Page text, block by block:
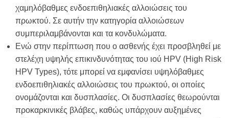
χαμηλόβαθμες ενδοεπιθηλιακές αλλοιώσεις του
πρωκτού. Σε αυτήν την κατηγορία αλλοιώσεων
συμπεριλαμβάνονται και τα κονδυλώματα.
Ενώ στην περίπτωση που ο ασθενής έχει προσβληθεί με
στελέχη υψηλής επικινδυνότητας του ιού HPV (High Risk
HPV Types), τότε μπορεί να εμφανίσει υψηλόβαθμες
ενδοεπιθηλιακές αλλοιώσεις του πρωκτού, οι οποίες
ονομάζονται και δυσπλασίες. Οι δυσπλασίες θεωρούνται
προκαρκινικές βλάβες, καθώς υπάρχουν αυξημένες